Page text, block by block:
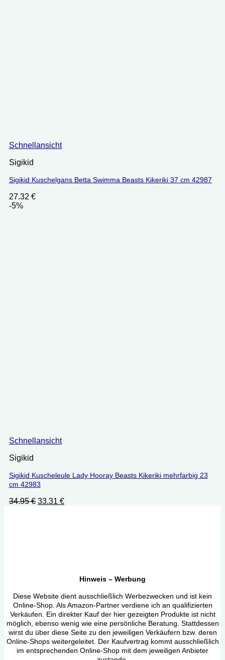
Schnellansicht
Sigikid
Sigikid Kuschelgans Betta Swimma Beasts Kikeriki 37 cm 42987
27.32 €
-5%
Schnellansicht
Sigikid
Sigikid Kuscheleule Lady Hooray Beasts Kikeriki mehrfarbig 23
cm 42983
34.95€ Ursprünglicher
33.31 €Aktueller
Hinweis – Werbung
Diese Website dient ausschließlich Werbezwecken und ist kein
Online-Shop. Als Amazon-Partner verdiene ich an qualifizierten
Verkäufen. Ein direkter Kauf der hier gezeigten Produkte ist nicht
möglich, ebenso wenig wie eine persönliche Beratung. Stattdessen
wirst du über diese Seite zu den jeweiligen Verkäufern bzw. deren
Online-Shops weitergeleitet. Der Kaufvertrag kommt ausschließlich
im entsprechenden Online-Shop mit dem jeweiligen Anbieter